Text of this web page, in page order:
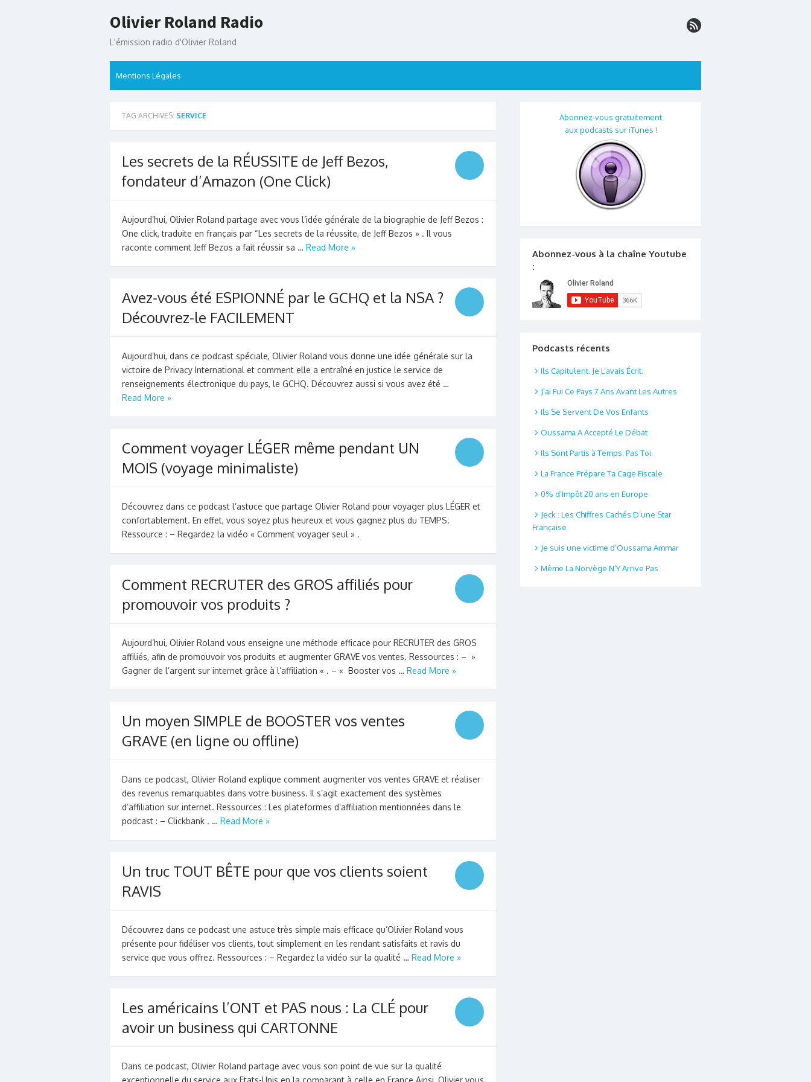
to
Olivier Roland Radio
L'émission radio d'Olivier Roland
Mentions Légales
TAG ARCHIVES: SERVICE
Les secrets de la RÉUSSITE de Jeff Bezos,
fondateur d’Amazon (One Click)
Aujourd’hui, Olivier Roland partage avec vous l’idée générale de la biographie de Jeff Bezos :
One click, traduite en français par “Les secrets de la réussite, de Jeff Bezos » . Il vous
raconte comment Jeff Bezos a fait réussir sa … Read More »
Avez-vous été ESPIONNÉ par le GCHQ et la NSA ?
Découvrez-le FACILEMENT
Aujourd’hui, dans ce podcast spéciale, Olivier Roland vous donne une idée générale sur la
victoire de Privacy International et comment elle a entraîné en justice le service de
renseignements électronique du pays, le GCHQ. Découvrez aussi si vous avez été …
Read More »
Comment voyager LÉGER même pendant UN
MOIS (voyage minimaliste)
Découvrez dans ce podcast l’astuce que partage Olivier Roland pour voyager plus LÉGER et
confortablement. En effet, vous soyez plus heureux et vous gagnez plus du TEMPS.
Ressource : – Regardez la vidéo « Comment voyager seul » .
Comment RECRUTER des GROS affiliés pour
promouvoir vos produits ?
Aujourd’hui, Olivier Roland vous enseigne une méthode efficace pour RECRUTER des GROS
affiliés, afin de promouvoir vos produits et augmenter GRAVE vos ventes. Ressources : – »
Gagner de l’argent sur internet grâce à l’affiliation « . – « Booster vos … Read More »
Un moyen SIMPLE de BOOSTER vos ventes
GRAVE (en ligne ou offline)
Dans ce podcast, Olivier Roland explique comment augmenter vos ventes GRAVE et réaliser
des revenus remarquables dans votre business. Il s’agit exactement des systèmes
d’affiliation sur internet. Ressources : Les plateformes d’affiliation mentionnées dans le
podcast : – Clickbank . … Read More »
Un truc TOUT BÊTE pour que vos clients soient
RAVIS
Découvrez dans ce podcast une astuce très simple mais efficace qu’Olivier Roland vous
présente pour fidéliser vos clients, tout simplement en les rendant satisfaits et ravis du
service que vous offrez. Ressources : – Regardez la vidéo sur la qualité … Read More »
Les américains l’ONT et PAS nous : La CLÉ pour
avoir un business qui CARTONNE
Dans ce podcast, Olivier Roland partage avec vous son point de vue sur la qualité
exceptionnelle du service aux Etats-Unis en la comparant à celle en France.Ainsi, Olivier vous
Abonnez-vous gratuitement
aux podcasts sur iTunes !
Abonnez-vous à la chaîne Youtube
:
Podcasts récents
Ils Capitulent. Je L’avais Écrit.
J’ai Fui Ce Pays 7 Ans Avant Les Autres
Ils Se Servent De Vos Enfants
Oussama A Accepté Le Débat
Ils Sont Partis à Temps. Pas Toi.
La France Prépare Ta Cage Fiscale
0% d’Impôt 20 ans en Europe
Jeck : Les Chiffres Cachés D’une Star
Française
Je suis une victime d’Oussama Ammar
Même La Norvège N’Y Arrive Pas